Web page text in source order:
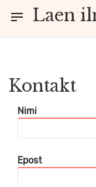
Laen
Kontakt
Nimi
Epost